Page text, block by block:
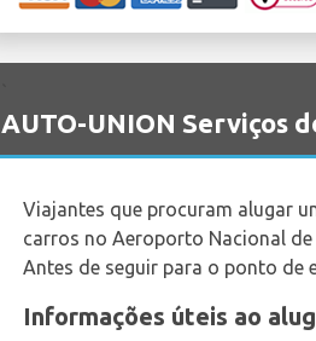
AUTO-UNION Serviços
Viajantes que procuram alugar
carros no Aeroporto Nacional
Antes de seguir para o ponto de
Informações úteis ao